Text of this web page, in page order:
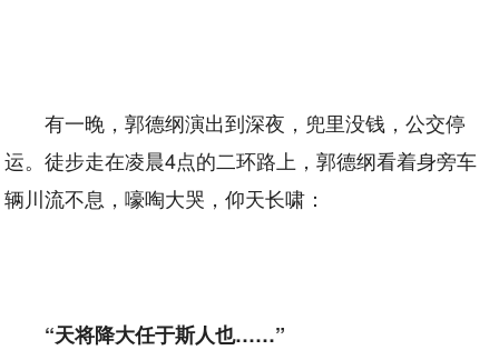
有一晚，郭德纲演出到深夜，兜里没钱，公交停
运。徒步走在凌晨4点的二环路上，郭德纲看着身旁车
辆川流不息，嚎啕大哭，仰天长啸：
“天将降大任于斯人也……”